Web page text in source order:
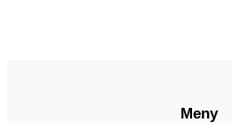
Meny